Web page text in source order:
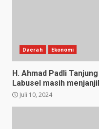
Daerah Ekonomi
H. Ahmad Padli
Labusel masih
Juli 10, 2024